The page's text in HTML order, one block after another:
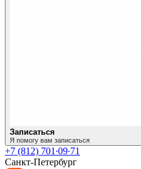
Записаться
Я помогу вам записаться
+7 (812) 701∙09∙71
Санкт-Петербург